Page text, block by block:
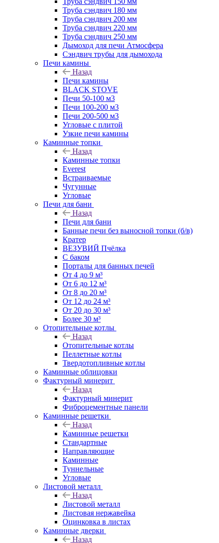
Труба сэндвич 180 мм
Труба сэндвич 200 мм
Труба сэндвич 220 мм
Труба сэндвич 250 мм
Дымоход для печи Атмосфера
Сэндвич трубы для дымохода
Печи камины
Назад
Печи камины
BLACK STOVE
Печи 50-100 м3
Печи 100-200 м3
Печи 200-500 м3
Угловые с плитой
Узкие печи камины
Каминные топки
Назад
Каминные топки
Everest
Встраиваемые
Чугунные
Угловые
Печи для бани
Назад
Печи для бани
Банные печи без выносной топки (б/в)
Кратер
ВЕЗУВИЙ Пчёлка
С баком
Порталы для банных печей
От 4 до 9 м³
От 6 до 12 м³
От 8 до 20 м³
От 12 до 24 м³
От 20 до 30 м³
Более 30 м³
Отопительные котлы
Назад
Отопительные котлы
Пеллетные котлы
Твердотопливные котлы
Каминные облицовки
Фактурный минерит
Назад
Фактурный минерит
Фиброцементные панели
Каминные решетки
Назад
Каминные решетки
Стандартные
Направляющие
Каминные
Туннельные
Угловые
Листовой металл
Назад
Листовой металл
Листовая нержавейка
Оцинковка в листах
Каминные дверки
Назад